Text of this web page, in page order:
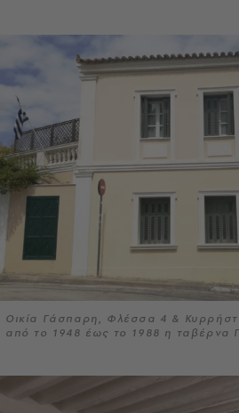
Οικία Γάσπαρη, Φλέσσα 4 &
από το 1948 έως το 1988 η ταβέρνα